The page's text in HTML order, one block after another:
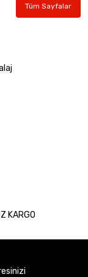
Tüm Sayfalar
KARGO